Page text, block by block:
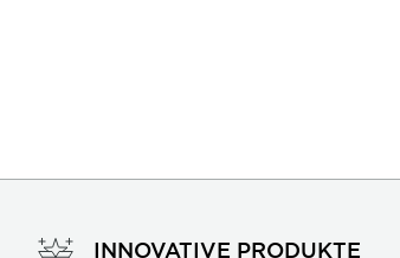
INNOVATIVE PRODUKTE